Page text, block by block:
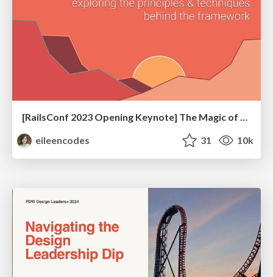
[RailsConf 2023 Opening Keynote] The Magic of Rails
eileencodes
31 10k